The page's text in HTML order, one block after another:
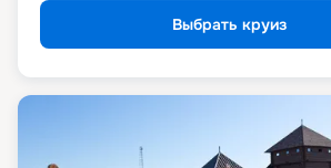
Выбрать круиз